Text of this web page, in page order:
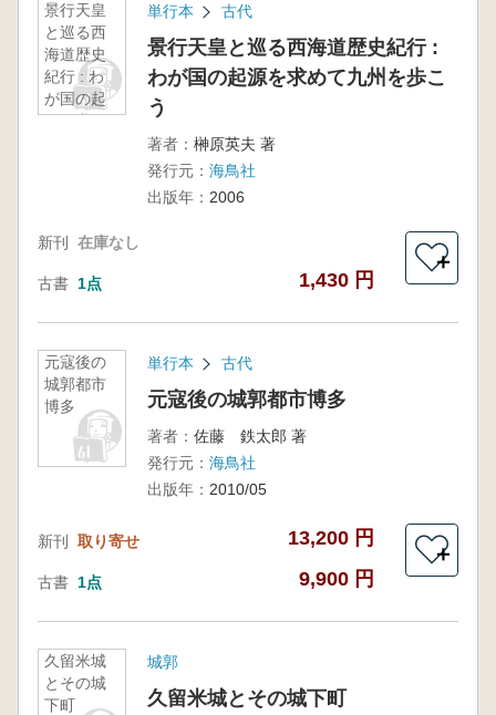
景行天皇
と巡る西
海道歴史
紀行 : わ
が国の起
源を求め
単行本 古代
景行天皇と巡る西海道歴史紀行 :
わが国の起源を求めて九州を歩こ
う
著者： 榊原英夫 著
発行元： 海鳥社
出版年： 2006
新刊 在庫なし
古書 1点 1,430 円
＋
元寇後の
城郭都市
博多
単行本 古代
元寇後の城郭都市博多
著者： 佐藤 鉄太郎 著
発行元： 海鳥社
出版年： 2010/05
新刊 取り寄せ 13,200 円
古書 1点 9,900 円
＋
久留米城
とその城
下町
城郭
久留米城とその城下町